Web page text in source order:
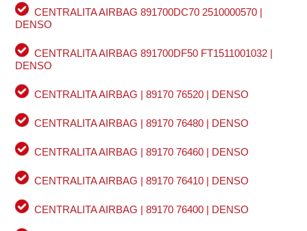
CENTRALITA AIRBAG 891700DC70 2510000570 |
DENSO
CENTRALITA AIRBAG 891700DF50 FT1511001032 |
DENSO
CENTRALITA AIRBAG | 89170 76520 | DENSO
CENTRALITA AIRBAG | 89170 76480 | DENSO
CENTRALITA AIRBAG | 89170 76460 | DENSO
CENTRALITA AIRBAG | 89170 76410 | DENSO
CENTRALITA AIRBAG | 89170 76400 | DENSO